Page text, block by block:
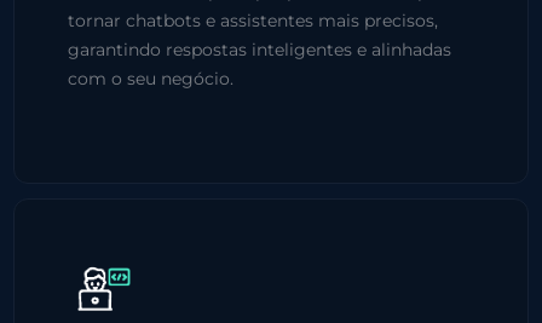
tornar chatbots e assistentes mais precisos,
garantindo respostas inteligentes e alinhadas
com o seu negócio.